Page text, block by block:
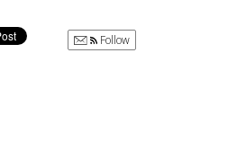
Follow